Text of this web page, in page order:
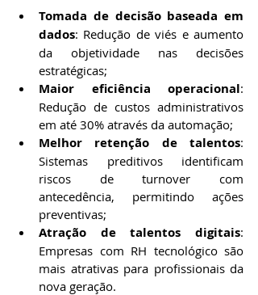
Tomada de decisão baseada em
dados: Redução de viés e aumento
da objetividade nas decisões
estratégicas;
Maior eficiência operacional:
Redução de custos administrativos
em até 30% através da automação;
Melhor retenção de talentos:
Sistemas preditivos identificam
riscos de turnover com
antecedência, permitindo ações
preventivas;
Atração de talentos digitais:
Empresas com RH tecnológico são
mais atrativas para profissionais da
nova geração.